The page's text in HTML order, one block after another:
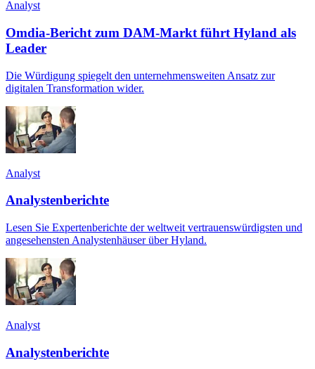
Analyst
Omdia-Bericht zum DAM-Markt führt Hyland als
Leader
Die Würdigung spiegelt den unternehmensweiten Ansatz zur
digitalen Transformation wider.
Analyst
Analystenberichte
Lesen Sie Expertenberichte der weltweit vertrauenswürdigsten und
angesehensten Analystenhäuser über Hyland.
Analyst
Analystenberichte